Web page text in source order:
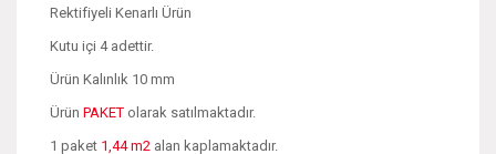
Rektifiyeli Kenarlı Ürün
Kutu içi 4 adettir.
Ürün Kalınlık 10 mm
Ürün PAKET olarak satılmaktadır.
1 paket 1,44 m2 alan kaplamaktadır.